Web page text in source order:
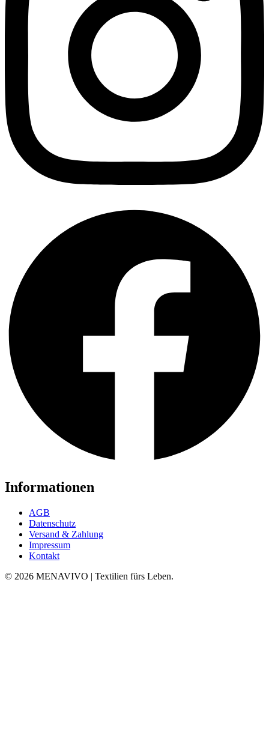
Informationen
AGB
Datenschutz
Versand & Zahlung
Impressum
Kontakt
© 2026 MENAVIVO | Textilien fürs Leben.